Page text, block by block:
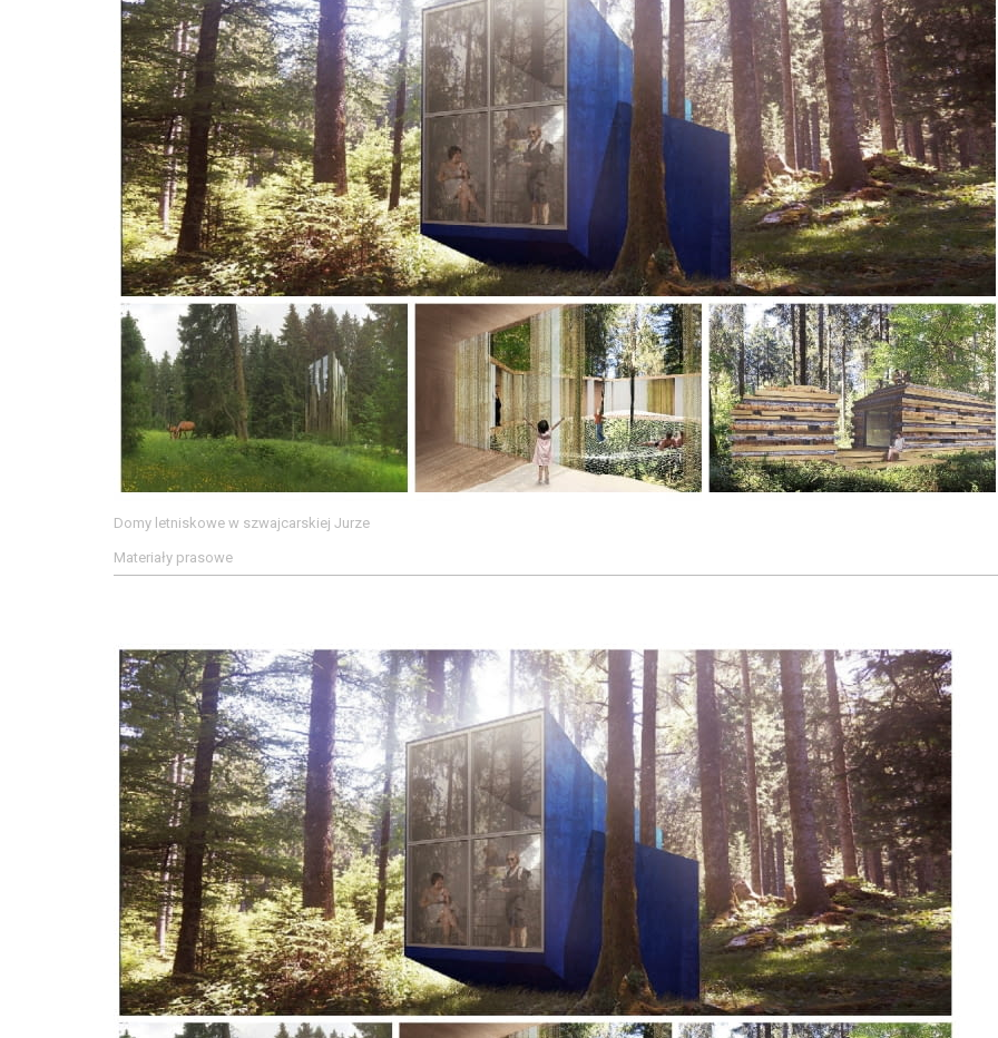
Domy letniskowe w szwajcarskiej Jurze
Materiały prasowe